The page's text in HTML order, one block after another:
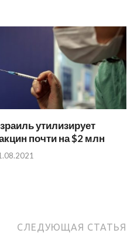
утилизирует
почти на $2 млн
СЛЕДУЮЩАЯ СТАТЬЯ